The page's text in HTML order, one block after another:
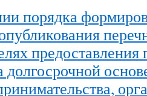
порядка
долгосрочной